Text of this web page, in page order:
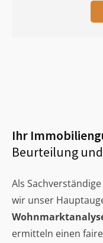
Ihr
Beurteilung
Als
wir unser
ermitteln einen